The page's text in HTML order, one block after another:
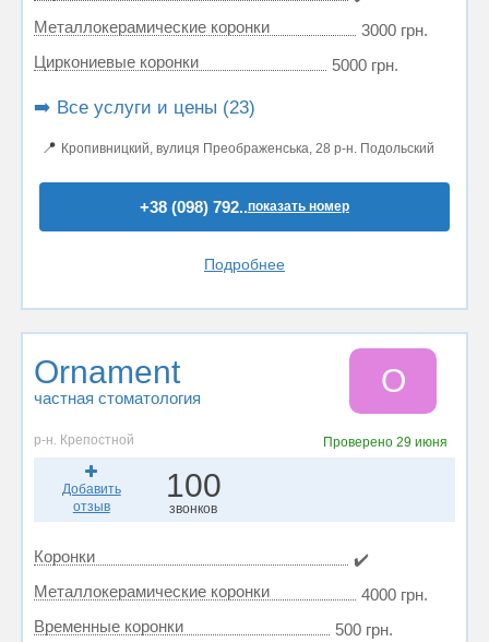
Металлокерамические коронки
3000 грн.
Циркониевые коронки
5000 грн.
➡️ Все услуги и цены (23)
📍 Кропивницкий, вулиця Преображенська, 28 р-н. Подольский
+38 (098) 792..показать номер
Подробнее
Ornament
частная стоматология O
р-н. Крепостной Проверено 29 июня
Добавить
отзыв
100
звонков
Коронки
✔️
Металлокерамические коронки
4000 грн.
Временные коронки
500 грн.